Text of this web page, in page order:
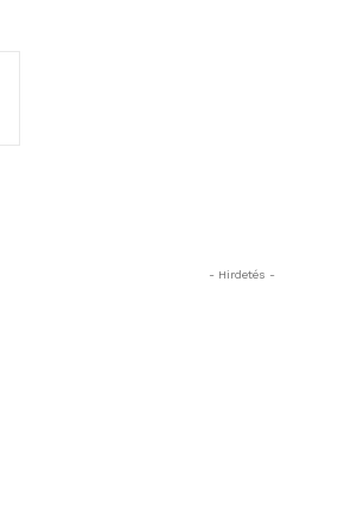
- Hirdetés -